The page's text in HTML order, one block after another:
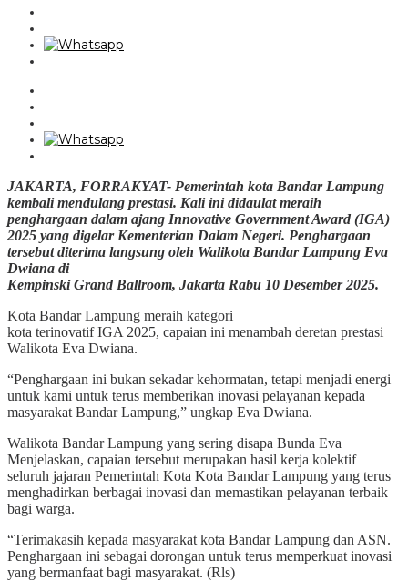
JAKARTA, FORRAKYAT- Pemerintah kota Bandar Lampung
kembali mendulang prestasi. Kali ini didaulat meraih
penghargaan dalam ajang Innovative Government Award (IGA)
2025 yang digelar Kementerian Dalam Negeri. Penghargaan
tersebut diterima langsung oleh Walikota Bandar Lampung Eva
Dwiana di
Kempinski Grand Ballroom, Jakarta Rabu 10 Desember 2025.
Kota Bandar Lampung meraih kategori
kota terinovatif IGA 2025, capaian ini menambah deretan prestasi
Walikota Eva Dwiana.
“Penghargaan ini bukan sekadar kehormatan, tetapi menjadi energi
untuk kami untuk terus memberikan inovasi pelayanan kepada
masyarakat Bandar Lampung,” ungkap Eva Dwiana.
Walikota Bandar Lampung yang sering disapa Bunda Eva
Menjelaskan, capaian tersebut merupakan hasil kerja kolektif
seluruh jajaran Pemerintah Kota Kota Bandar Lampung yang terus
menghadirkan berbagai inovasi dan memastikan pelayanan terbaik
bagi warga.
“Terimakasih kepada masyarakat kota Bandar Lampung dan ASN.
Penghargaan ini sebagai dorongan untuk terus memperkuat inovasi
yang bermanfaat bagi masyarakat. (Rls)